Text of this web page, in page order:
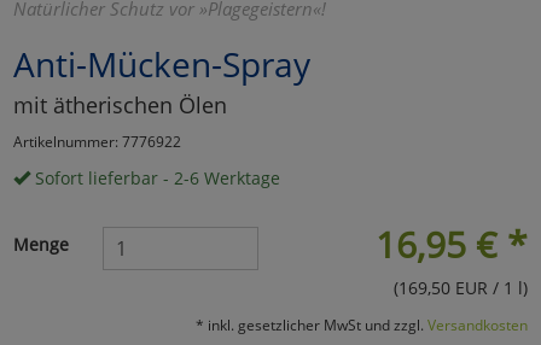
Natürlicher Schutz vor »Plagegeistern«!
Anti-Mücken-Spray
mit ätherischen Ölen
Artikelnummer: 7776922
Sofort lieferbar - 2-6 Werktage
16,95 € *
Menge
(169,50 EUR / 1 l)
* inkl. gesetzlicher MwSt und zzgl. Versandkosten
Umfragetools